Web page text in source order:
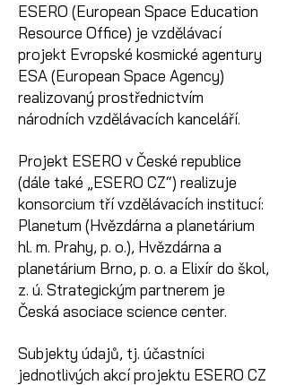
ESERO (European Space Education
Resource Office) je vzdělávací
projekt Evropské kosmické agentury
ESA (European Space Agency)
realizovaný prostřednictvím
národních vzdělávacích kanceláří.
Projekt ESERO v České republice
(dále také „ESERO CZ“) realizuje
konsorcium tří vzdělávacích institucí:
Planetum (Hvězdárna a planetárium
hl. m. Prahy, p. o.), Hvězdárna a
planetárium Brno, p. o. a Elixír do škol,
z. ú. Strategickým partnerem je
Česká asociace science center.
Subjekty údajů, tj. účastníci
jednotlivých akcí projektu ESERO CZ